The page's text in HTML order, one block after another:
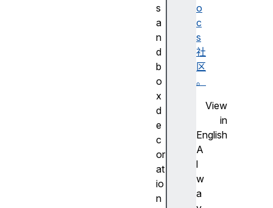
o
c
s
社
区
。
View
in
English
A
l
w
a
s
a
n
d
b
o
x
d
e
c
or
at
io
n